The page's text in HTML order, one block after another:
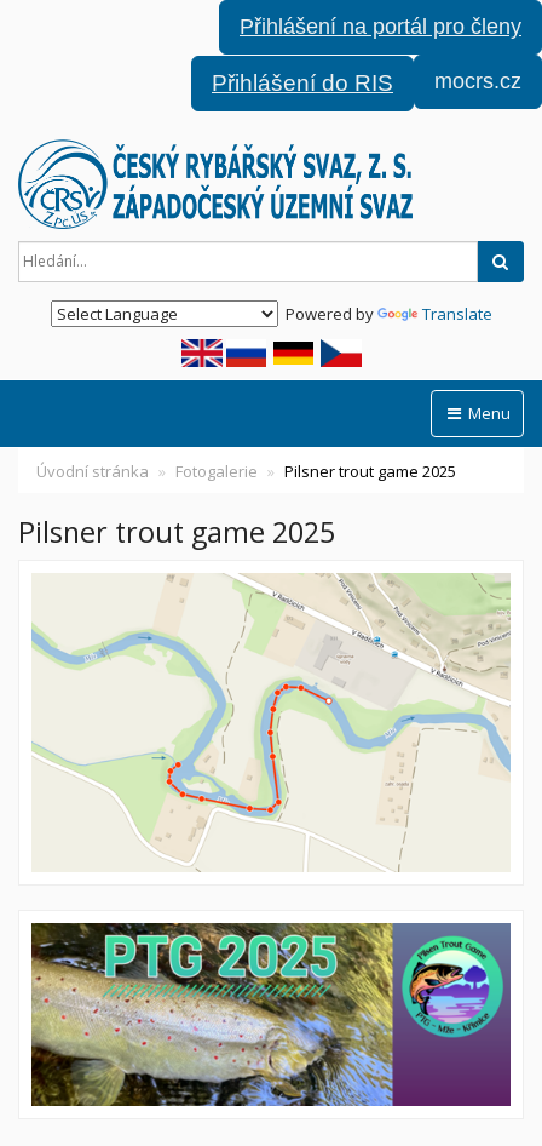
Přihlášení na portál pro členy
Přihlášení do RIS mocrs.cz
Powered by Translate
Menu
Úvodní stránka Fotogalerie Pilsner trout game 2025
Pilsner trout game 2025